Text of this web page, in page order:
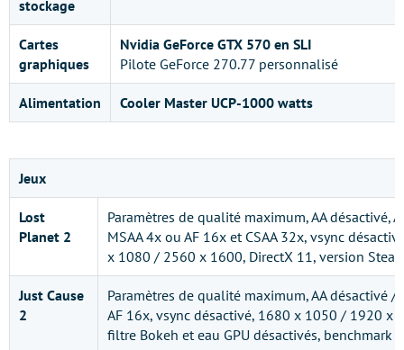
stockage
Cartes
graphiques
Nvidia GeForce GTX 570 en SLI
Pilote GeForce 270.77 personnalisé
Alimentation Cooler Master UCP-1000 watts
Jeux
Lost
Planet 2
Paramètres de qualité maximum, AA désactivé,
MSAA 4x ou AF 16x et CSAA 32x, vsync
x 1080 / 2560 x 1600, DirectX 11, version
Just Cause
2
Paramètres de qualité maximum, AA désactivé /
AF 16x, vsync désactivé, 1680 x 1050 / 1920 x
filtre Bokeh et eau GPU désactivés, benchmark